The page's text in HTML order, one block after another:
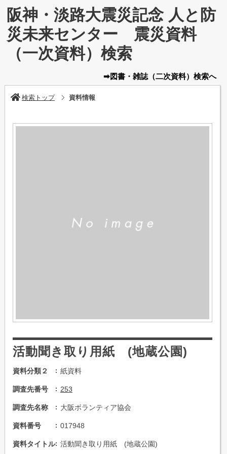
阪神・淡路大震災記念 人と防
災未来センター 震災資料
（一次資料）検索
➡図書・雑誌（二次資料） 検索へ
検索トップ 資料情報
活動聞き取り用紙 (地蔵公園)
資料分類２ 紙資料
調査先番号 253
調査先名称 大阪ボランティア協会
資料番号 017948
資料タイトル 活動聞き取り用紙 (地蔵公園)